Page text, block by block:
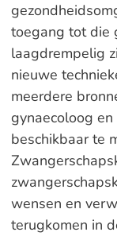
toegang tot die
laagdrempelig
nieuwe
meerdere
gynaecoloog
beschikbaar te
wensen en
terugkomen in